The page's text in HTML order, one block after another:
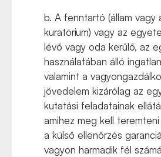
b. A fenntartó (állam vagy
kuratórium) vagy az
lévő vagy oda kerülő, az
használatában álló
valamint a
jövedelem kizárólag az
kutatási feladatainak
amihez meg kell
a külső ellenőrzés
vagyon harmadik fél